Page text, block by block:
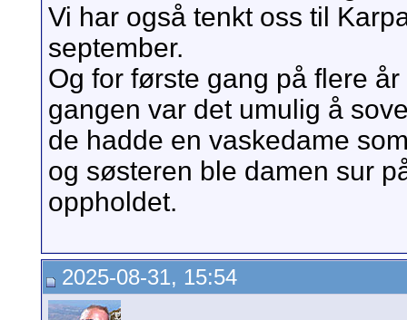
Vi har også tenkt oss til
september.
Og for første gang på flere
gangen var det umulig å
de hadde en vaskedame
og søsteren ble damen sur
oppholdet.
2025-08-31, 15:54